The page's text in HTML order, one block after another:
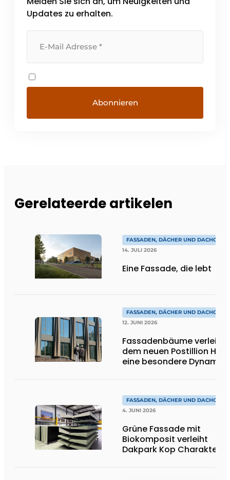
Updates zu erhalten.
Gerelateerde artikelen
FASSADEN, DÄCHER UND
14. JULI 2026
Eine Fassade, die lebt
FASSADEN, DÄCHER UND
12. JUNI 2026
Fassadenbäume
dem neuen Postillion
eine besondere Dynamik
FASSADEN, DÄCHER UND
4. JUNI 2026
Grüne Fassade mit
Biokomposit verleiht
Dakpark Kop Charakter